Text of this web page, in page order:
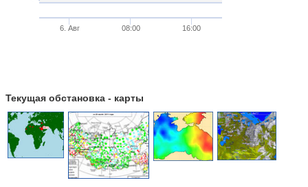
6. Авг 08:00 16:00
Текущая обстановка - карты